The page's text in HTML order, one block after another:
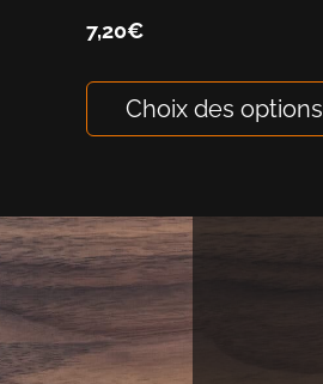
7,20€
Choix des options